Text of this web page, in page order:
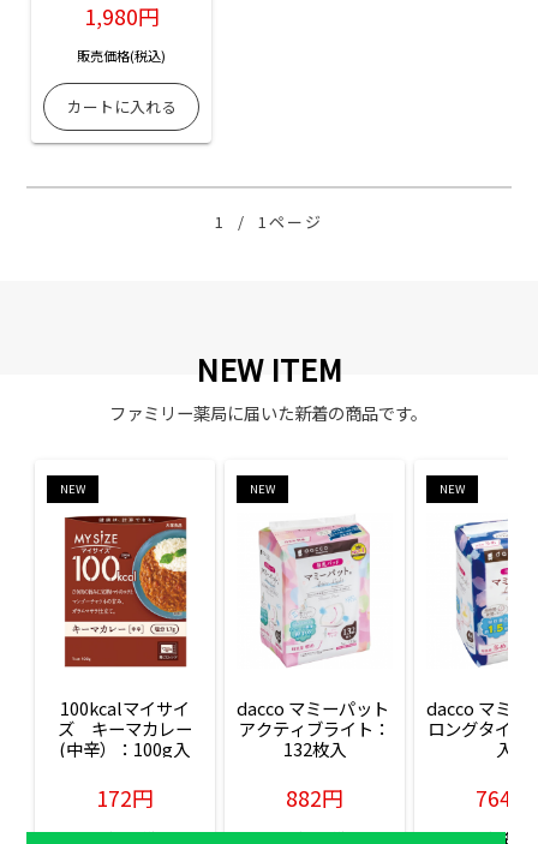
1,980円
販売価格(税込)
1 / 1ページ
NEW ITEM
ファミリー薬局に届いた新着の商品です。
NEW
100kcalマイサイ
ズ　キーマカレー
(中辛）：100g入
172円
販売価格(税込)
NEW
dacco マミーパット
アクティブライト：
132枚入
882円
販売価格(税込)
NEW
dacco マミー
ロングタイム
入
764円
販売価格(税